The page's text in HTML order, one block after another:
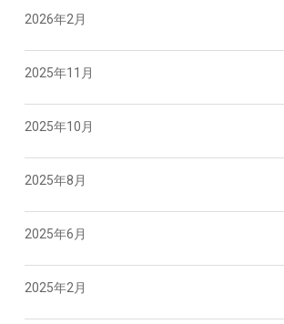
2026年2月
2025年11月
2025年10月
2025年8月
2025年6月
2025年2月